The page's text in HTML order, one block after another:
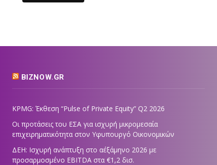
BIZNOW.GR
KPMG: Έκθεση “Pulse of Private Equity” Q2 2026
Οι προτάσεις του ΕΣΑ για ισχυρή μικρομεσαία
επιχειρηματικότητα στον Υφυπουργό Οικονομικών
ΔΕΗ: Ισχυρή ανάπτυξη στο α΄εξάμηνο 2026 με
προσαρμοσμένο EBITDA στα €1,2 δισ.